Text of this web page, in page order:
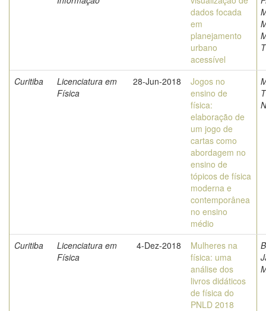
dados focada
em
planejamento
urbano
acessível
Curitiba
Licenciatura em
Física
28-Jun-2018
Jogos no
ensino de
física:
elaboração de
um jogo de
cartas como
abordagem no
ensino de
tópicos de física
moderna e
contemporânea
no ensino
médio
Curitiba
Licenciatura em
Física
4-Dez-2018
Mulheres na
física: uma
análise dos
livros didáticos
de física do
PNLD 2018